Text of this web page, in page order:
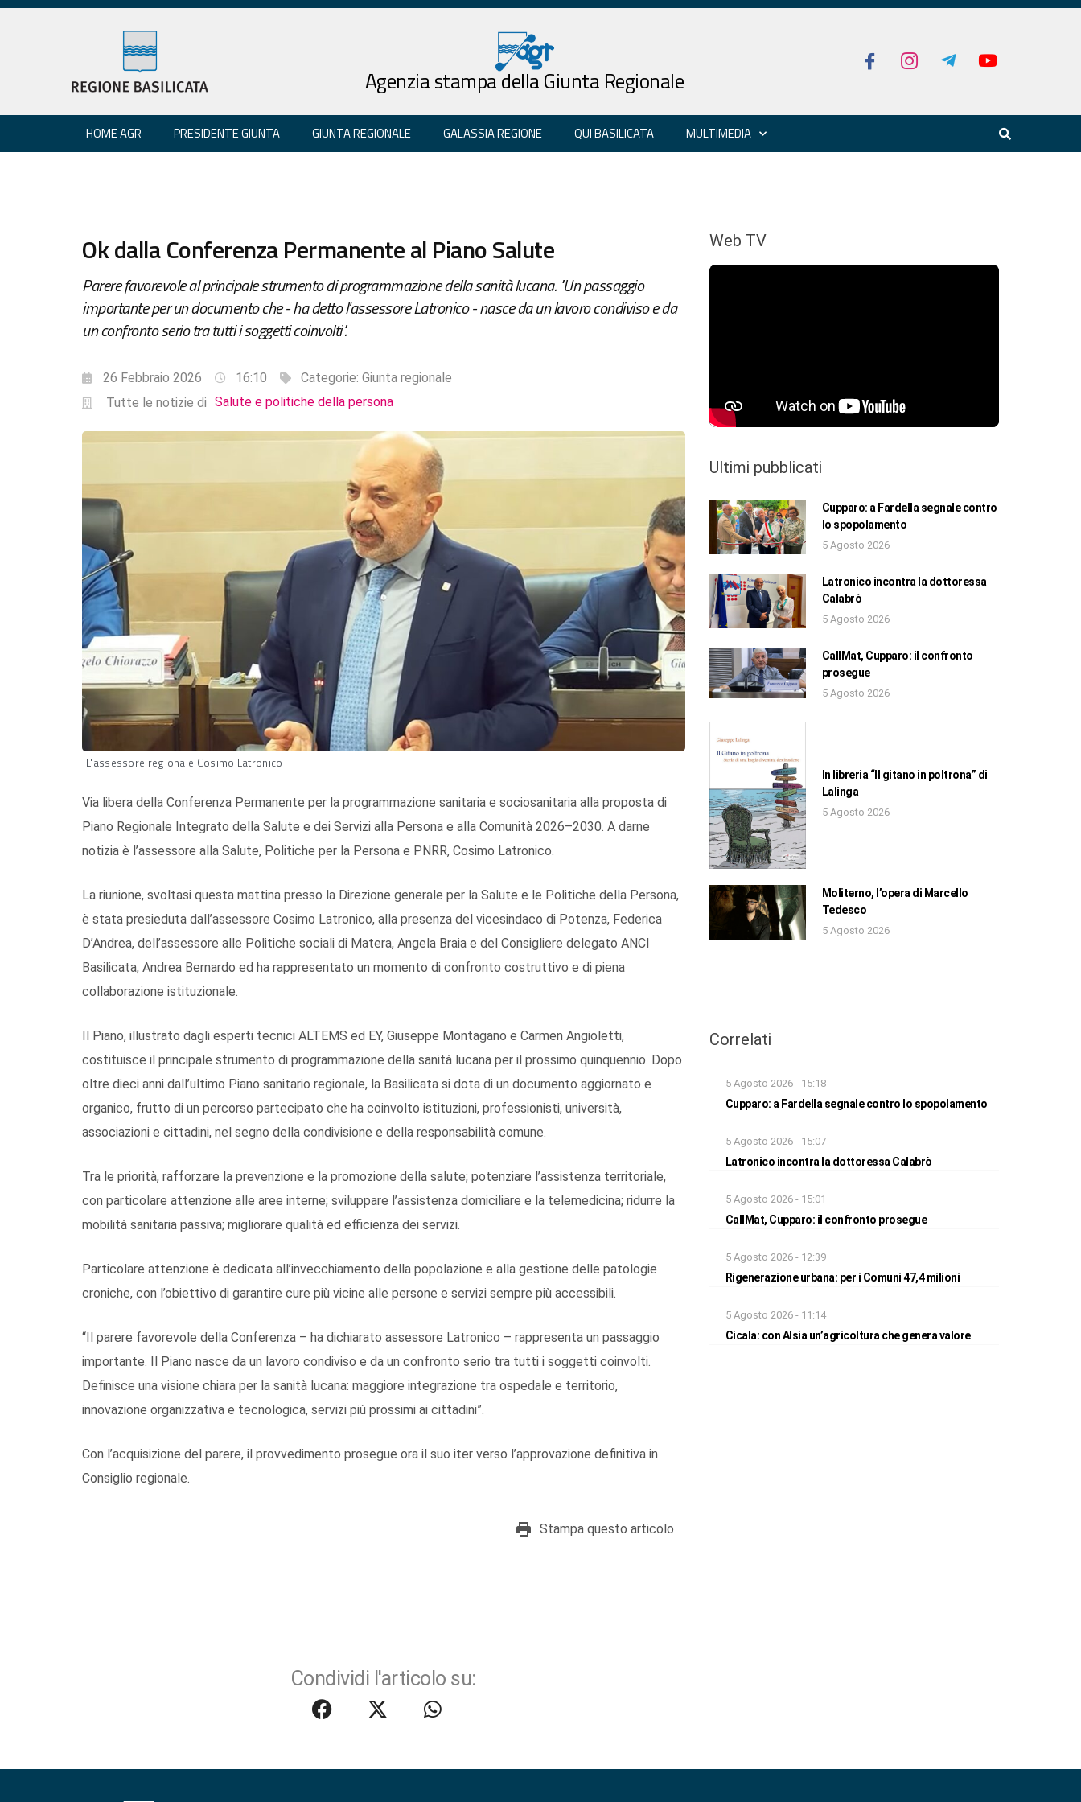
Agenzia stampa della Giunta Regionale
HOME AGR PRESIDENTE GIUNTA GIUNTA REGIONALE GALASSIA REGIONE QUI BASILICATA MULTIMEDIA
Ok dalla Conferenza Permanente al Piano Salute
Parere favorevole al principale strumento di programmazione della sanità lucana. "Un passaggio
importante per un documento che - ha detto l'assessore Latronico - nasce da un lavoro condiviso e da
un confronto serio tra tutti i soggetti coinvolti".
26 Febbraio 2026 16:10 Categorie: Giunta regionale
Tutte le notizie di Salute e politiche della persona
L'assessore regionale Cosimo Latronico
Via libera della Conferenza Permanente per la programmazione sanitaria e sociosanitaria alla proposta di
Piano Regionale Integrato della Salute e dei Servizi alla Persona e alla Comunità 2026–2030. A darne
notizia è l’assessore alla Salute, Politiche per la Persona e PNRR, Cosimo Latronico.
La riunione, svoltasi questa mattina presso la Direzione generale per la Salute e le Politiche della Persona,
è stata presieduta dall’assessore Cosimo Latronico, alla presenza del vicesindaco di Potenza, Federica
D’Andrea, dell’assessore alle Politiche sociali di Matera, Angela Braia e del Consigliere delegato ANCI
Basilicata, Andrea Bernardo ed ha rappresentato un momento di confronto costruttivo e di piena
collaborazione istituzionale.
Il Piano, illustrato dagli esperti tecnici ALTEMS ed EY, Giuseppe Montagano e Carmen Angioletti,
costituisce il principale strumento di programmazione della sanità lucana per il prossimo quinquennio. Dopo
oltre dieci anni dall’ultimo Piano sanitario regionale, la Basilicata si dota di un documento aggiornato e
organico, frutto di un percorso partecipato che ha coinvolto istituzioni, professionisti, università,
associazioni e cittadini, nel segno della condivisione e della responsabilità comune.
Tra le priorità, rafforzare la prevenzione e la promozione della salute; potenziare l’assistenza territoriale,
con particolare attenzione alle aree interne; sviluppare l’assistenza domiciliare e la telemedicina; ridurre la
mobilità sanitaria passiva; migliorare qualità ed efficienza dei servizi.
Particolare attenzione è dedicata all’invecchiamento della popolazione e alla gestione delle patologie
croniche, con l’obiettivo di garantire cure più vicine alle persone e servizi sempre più accessibili.
“Il parere favorevole della Conferenza – ha dichiarato assessore Latronico – rappresenta un passaggio
importante. Il Piano nasce da un lavoro condiviso e da un confronto serio tra tutti i soggetti coinvolti.
Definisce una visione chiara per la sanità lucana: maggiore integrazione tra ospedale e territorio,
innovazione organizzativa e tecnologica, servizi più prossimi ai cittadini”.
Con l’acquisizione del parere, il provvedimento prosegue ora il suo iter verso l’approvazione definitiva in
Consiglio regionale.
Stampa questo articolo
Condividi l'articolo su:
Web TV
Ultimi pubblicati
Cupparo: a Fardella segnale contro
lo spopolamento
5 Agosto 2026
Latronico incontra la dottoressa
Calabrò
5 Agosto 2026
CallMat, Cupparo: il confronto
prosegue
5 Agosto 2026
In libreria “Il gitano in poltrona” di
Lalinga
5 Agosto 2026
Moliterno, l’opera di Marcello
Tedesco
5 Agosto 2026
Correlati
5 Agosto 2026 - 15:18
Cupparo: a Fardella segnale contro lo spopolamento
5 Agosto 2026 - 15:07
Latronico incontra la dottoressa Calabrò
5 Agosto 2026 - 15:01
CallMat, Cupparo: il confronto prosegue
5 Agosto 2026 - 12:39
Rigenerazione urbana: per i Comuni 47,4 milioni
5 Agosto 2026 - 11:14
Cicala: con Alsia un’agricoltura che genera valore